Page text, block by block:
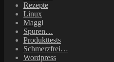
Rezepte
Linux
Maggi
Spuren…
Produkttests
Schmerzfrei…
Wordpress